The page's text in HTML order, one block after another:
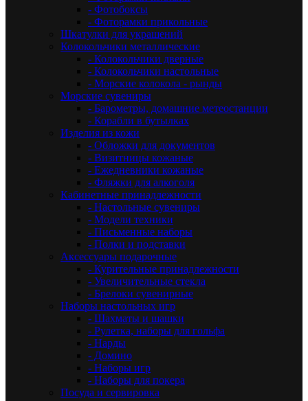
- Фотобоксы
- Фоторамки прикольные
Шкатулки для украшений
Колокольчики металлические
- Колокольчики дверные
- Колокольчики настольные
- Морские колокола - рынды
Морские сувениры
- Барометры, домашние метеостанции
- Корабли в бутылках
Изделия из кожи
- Обложки для документов
- Визитницы кожаные
- Ежедневники кожаные
- Фляжки для алкоголя
Кабинетные принадлежности
- Настольные сувениры
- Модели техники
- Письменные наборы
- Полки и подставки
Аксессуары подарочные
- Курительные принадлежности
- Увеличительные стекла
- Брелоки сувенирные
Наборы настольных игр
- Шахматы и шашки
- Рулетка, наборы для гольфа
- Нарды
- Домино
- Наборы игр
- Наборы для покера
Посуда и сервировка